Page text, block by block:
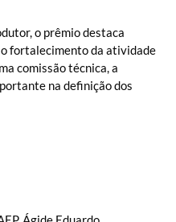
o prêmio destaca
fortalecimento da atividade
comissão técnica, a
na definição dos